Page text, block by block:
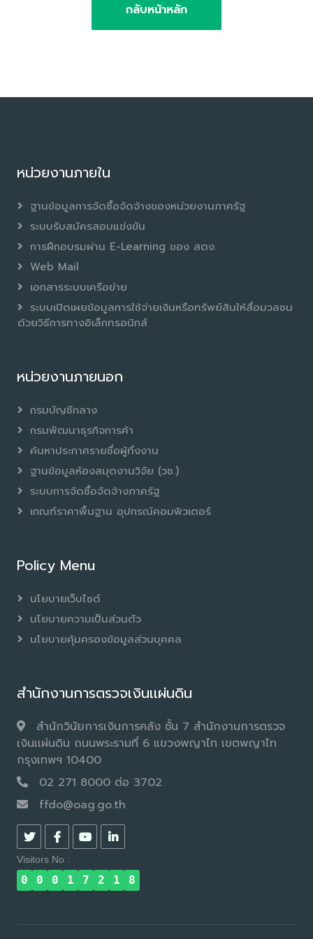
กลับหน้าหลัก
หน่วยงานภายใน
ฐานข้อมูลการจัดซื้อจัดจ้างของหน่วยงานภาครัฐ
ระบบรับสมัครสอบแข่งขัน
การฝึกอบรมผ่าน E-Learning ของ สตง.
Web Mail
เอกสารระบบเครือข่าย
ระบบเปิดเผยข้อมูลการใช้จ่ายเงินหรือทรัพย์สินให้สื่อมวลชน
ด้วยวิธีการทางอิเล็กทรอนิกส์
หน่วยงานภายนอก
กรมบัญชีกลาง
กรมพัฒนาธุรกิจการค้า
ค้นหาประกาศรายชื่อผู้ทิ้งงาน
ฐานข้อมูลห้องสมุดงานวิจัย (วช.)
ระบบการจัดซื้อจัดจ้างภาครัฐ
เกณฑ์ราคาพื้นฐาน อุปกรณ์คอมพิวเตอร์
Policy Menu
นโยบายเว็บไซต์
นโยบายความเป็นส่วนตัว
นโยบายคุ้มครองข้อมูลส่วนบุคคล
สำนักงานการตรวจเงินเเผ่นดิน
สำนักวินัยการเงินการคลัง ชั้น 7 สำนักงานการตรวจ
เงินเเผ่นดิน ถนนพระรามที่ 6 แขวงพญาไท เขตพญาไท
กรุงเทพฯ 10400
02 271 8000 ต่อ 3702
ffdo@oag.go.th
Visitors No :
0 0 0 1 7 2 1 8